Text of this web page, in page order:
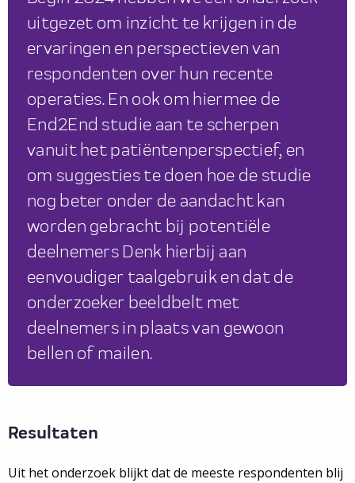
uitgezet om inzicht te krijgen in de
ervaringen en perspectieven van
respondenten over hun recente
operaties. En ook om hiermee de
End2End studie aan te scherpen
vanuit het patiëntenperspectief, en
om suggesties te doen hoe de studie
nog beter onder de aandacht kan
worden gebracht bij potentiële
deelnemers Denk hierbij aan
eenvoudiger taalgebruik en dat de
onderzoeker beeldbelt met
deelnemers in plaats van gewoon
bellen of mailen.
Resultaten
Uit het onderzoek blijkt dat de meeste respondenten blij